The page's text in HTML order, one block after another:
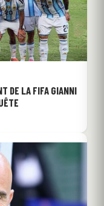
DE LA FIFA GIANNI